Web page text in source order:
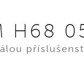
H68